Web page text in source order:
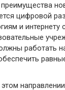
цифровой
и интернету
работать